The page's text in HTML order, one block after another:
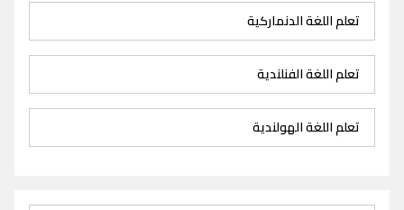
تعلم اللغة الدنماركية
تعلم اللغة الفنلندية
تعلم اللغة الهولندية